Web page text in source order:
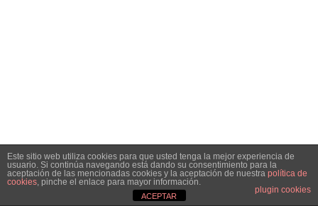
Este sitio web utiliza cookies para que usted tenga la mejor experiencia de
usuario. Si continúa navegando está dando su consentimiento para la
aceptación de las mencionadas cookies y la aceptación de nuestra política de
cookies, pinche el enlace para mayor información.
plugin cookies
ACEPTAR